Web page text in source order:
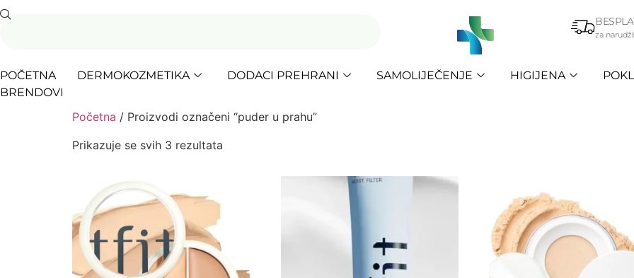
za
POČETNA DERMOKOZMETIKA DODACI PREHRANI SAMOLIJEČENJE HIGIJENA
BRENDOVI
Početna / Proizvodi označeni “puder u prahu”
Prikazuje se svih 3 rezultata